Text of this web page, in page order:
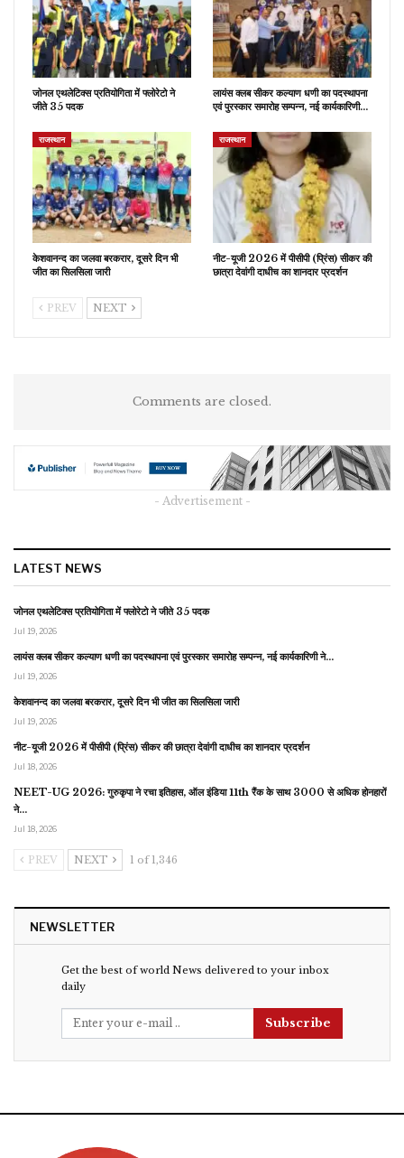
जोनल एथलेटिक्स प्रतियोगिता में फ्लोरेटो ने
जीते 35 पदक
लायंस क्लब सीकर कल्याण धणी का पदस्थापना
एवं पुरस्कार समारोह सम्पन्न, नई कार्यकारिणी…
राजस्थान
केशवानन्द का जलवा बरकरार, दूसरे दिन भी
जीत का सिलसिला जारी
राजस्थान
नीट-यूजी 2026 में पीसीपी (प्रिंस) सीकर की
छात्रा देवांगी दाधीच का शानदार प्रदर्शन
PREV NEXT
Comments are closed.
- Advertisement -
LATEST NEWS
जोनल एथलेटिक्स प्रतियोगिता में फ्लोरेटो ने जीते 35 पदक
Jul 19, 2026
लायंस क्लब सीकर कल्याण धणी का पदस्थापना एवं पुरस्कार समारोह सम्पन्न, नई कार्यकारिणी ने…
Jul 19, 2026
केशवानन्द का जलवा बरकरार, दूसरे दिन भी जीत का सिलसिला जारी
Jul 19, 2026
नीट-यूजी 2026 में पीसीपी (प्रिंस) सीकर की छात्रा देवांगी दाधीच का शानदार प्रदर्शन
Jul 18, 2026
NEET-UG 2026: गुरुकृपा ने रचा इतिहास, ऑल इंडिया 11th रैंक के साथ 3000 से अधिक होनहारों
ने…
Jul 18, 2026
PREV NEXT 1 of 1,346
NEWSLETTER
Get the best of world News delivered to your inbox
daily
Subscribe